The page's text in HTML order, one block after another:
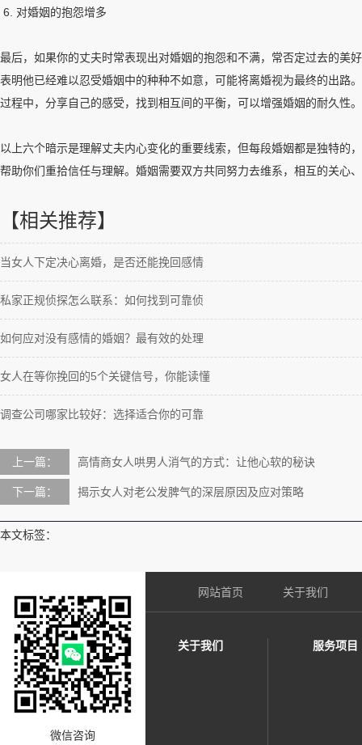
6. 对婚姻的抱怨增多
最后，如果你的丈夫时常表现出对婚姻的抱怨和不满，常否定过去的美
表明他已经难以忍受婚姻中的种种不如意，可能将离婚视为最终的出路
过程中，分享自己的感受，找到相互间的平衡，可以增强婚姻的耐久性。
以上六个暗示是理解丈夫内心变化的重要线索，但每段婚姻都是独特的
帮助你们重拾信任与理解。婚姻需要双方共同努力去维系，相互的关心
【相关推荐】
当女人下定决心离婚，是否还能挽回感情
私家正规侦探怎么联系：如何找到可靠侦
如何应对没有感情的婚姻？最有效的处理
女人在等你挽回的5个关键信号，你能读懂
调查公司哪家比较好：选择适合你的可靠
上一篇： 高情商女人哄男人消气的方式：让他心软的秘诀
下一篇： 揭示女人对老公发脾气的深层原因及应对策略
本文标签：
微信咨询
网站首页 关于我们
关于我们 服务项目